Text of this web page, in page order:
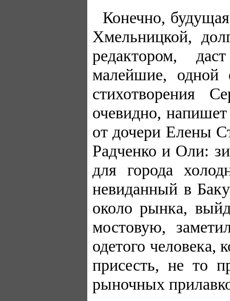
Конечно,
Хмельницкой,
редактором,
малейшие, одной
стихотворения
очевидно,
от дочери Елены
Радченко и Оли:
для города
невиданный в
около рынка,
мостовую,
одетого человека,
присесть, не то
рыночных